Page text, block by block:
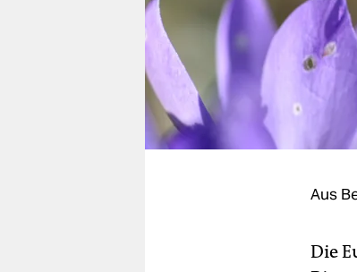
shop
fragen & hilfe
unterstützen
abo
Aus
Die